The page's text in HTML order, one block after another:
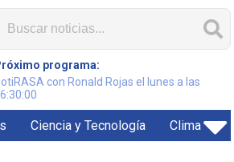
programa:
con Ronald Rojas el lunes a las
Ciencia y Tecnología Clima